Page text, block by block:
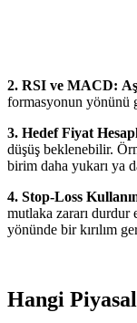
2. RSI ve MACD:
formasyonun yönünü
3. Hedef Fiyat
düşüş beklenebilir.
birim daha yukarı ya
4. Stop-Loss
mutlaka zararı durdur
yönünde bir kırılım
Hangi